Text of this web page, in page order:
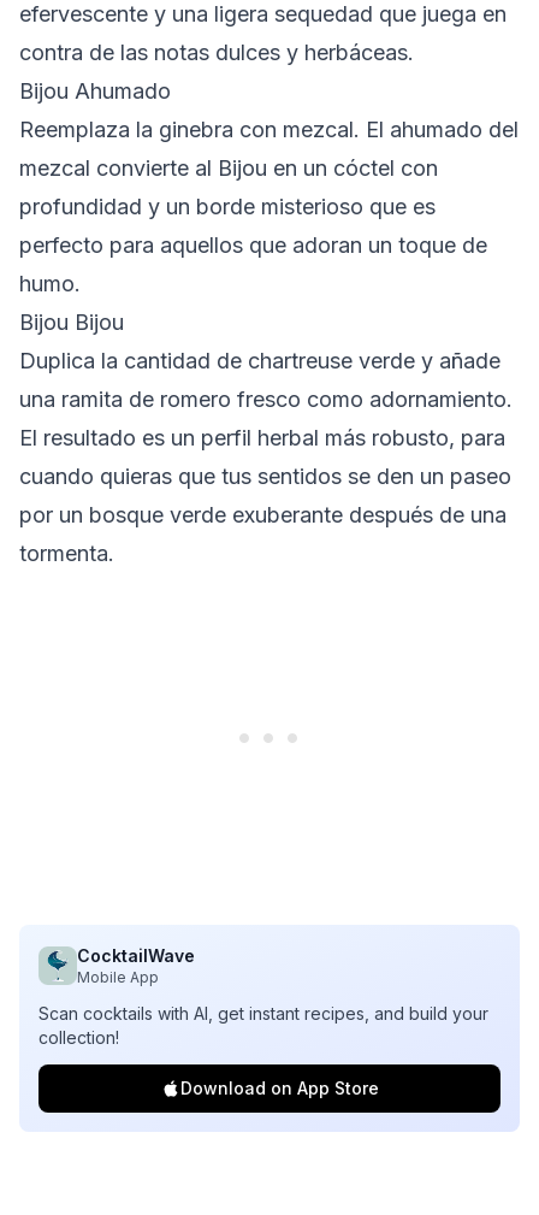
efervescente y una ligera sequedad que juega en
contra de las notas dulces y herbáceas.
Bijou Ahumado
Reemplaza la ginebra con mezcal. El ahumado del
mezcal convierte al Bijou en un cóctel con
profundidad y un borde misterioso que es
perfecto para aquellos que adoran un toque de
humo.
Bijou Bijou
Duplica la cantidad de chartreuse verde y añade
una ramita de romero fresco como adornamiento.
El resultado es un perfil herbal más robusto, para
cuando quieras que tus sentidos se den un paseo
por un bosque verde exuberante después de una
tormenta.
CocktailWave
Mobile App
Scan cocktails with AI, get instant recipes, and build your
collection!
Download on App Store